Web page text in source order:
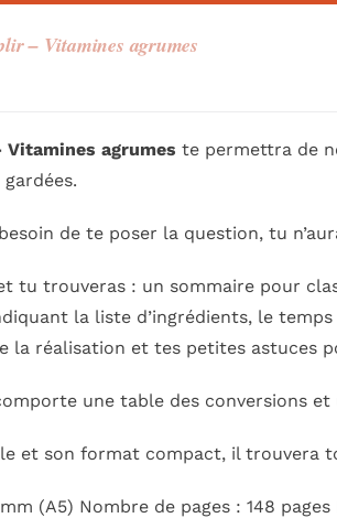
– Vitamines agrumes
Vitamines agrumes te permettra de
de te poser la question, tu
tu trouveras : un sommaire pour
la liste d’ingrédients, le
la réalisation et tes petites astuces
une table des conversions
et son format compact, il trouvera
(A5) Nombre de pages : 148